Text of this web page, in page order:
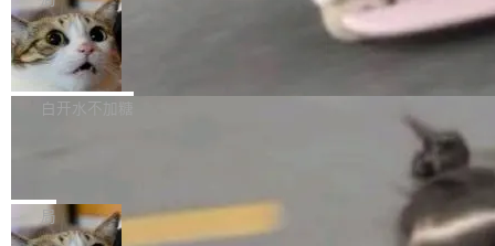
l 迁移或唤醒时，新宿主从 S3 恢复 SQLite 数据
库继续执行。存储库是持久化的唯一真相...
te 17 Pro、OPPO K15，要么是vivo X300 E这
样的次旗舰。 Galaxy Z Fold8 Ultra / Z Fold8 /
Z Flip8三款折叠屏新机均在7月22日发布，且全
部搭载骁龙8 Elite Gen5 for Galaxy，它们本该
本控制系统。目前处于 Early Access 阶段。 De
ltaDB 的核心思路直接写在 landing page 最显
眼的位置：「Software is made between com
mits」——软件是在 commit 之间写出来的。git
是把这段空隙补上。 回退到任何一次编辑：Delt
aDB 捕获 commit 之间的每一次操作，...
SpaceXAI 单季资本开支达 183 亿美元
根据风险投资人Tomer Tunguz 博客（VC 分
析）披露的最新分析与第二季度业绩报告，Spac
微软同期总资本开支的四成。 与亚马逊、Alpha
bet、微软以及 Meta 等传统科技巨头相比，Spa
白开水不加糖
一个在终端里运行的编程 agent；Muse Spark
1.2，驱动这个 agent 的新模型。一句话概括：
局